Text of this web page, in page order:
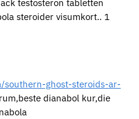
testosteron tabletten
steroider visumkort.. 1
ghost-steroids-ar-
dianabol kur,die